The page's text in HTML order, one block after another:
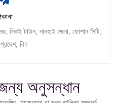
লিশুই টাউন, নানহাই জেলা, ফোশান সিটি,
চীন
অনুসন্ধান